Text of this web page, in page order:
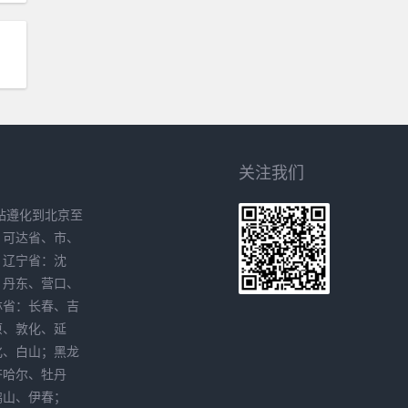
遵化到北京至
达省、市、
宁省：沈
东、营口、
：长春、吉
敦化、延
白山；黑龙
尔、牡丹
、伊春；
关注我们